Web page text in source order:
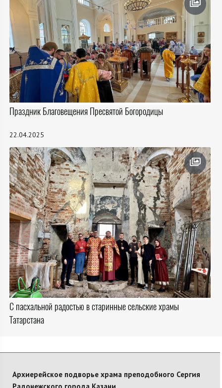
Праздник Благовещения Пресвятой Богородицы
22.04.2025
С пасхальной радостью в старинные сельские храмы
Татарстана
Архиерейское подворье храма преподобного Сергия
Радонежского города Казани